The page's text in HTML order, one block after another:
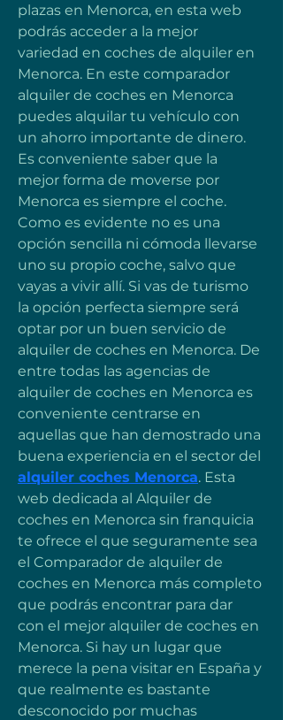
plazas en Menorca, en esta web
podrás acceder a la mejor
variedad en coches de alquiler en
Menorca. En este comparador
alquiler de coches en Menorca
puedes alquilar tu vehículo con
un ahorro importante de dinero.
Es conveniente saber que la
mejor forma de moverse por
Menorca es siempre el coche.
Como es evidente no es una
opción sencilla ni cómoda llevarse
uno su propio coche, salvo que
vayas a vivir allí. Si vas de turismo
la opción perfecta siempre será
optar por un buen servicio de
alquiler de coches en Menorca. De
entre todas las agencias de
alquiler de coches en Menorca es
conveniente centrarse en
aquellas que han demostrado una
buena experiencia en el sector del
alquiler coches Menorca. Esta
web dedicada al Alquiler de
coches en Menorca sin franquicia
te ofrece el que seguramente sea
el Comparador de alquiler de
coches en Menorca más completo
que podrás encontrar para dar
con el mejor alquiler de coches en
Menorca. Si hay un lugar que
merece la pena visitar en España y
que realmente es bastante
desconocido por muchas